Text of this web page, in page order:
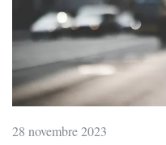
28 novembre 2023